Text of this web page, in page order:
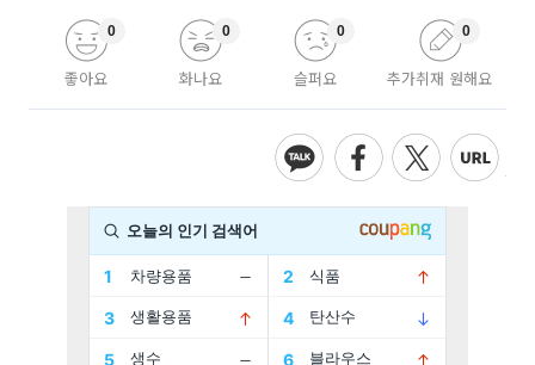
좋아요
0
화나요
0
슬퍼요
0
추가취재 원해요
0